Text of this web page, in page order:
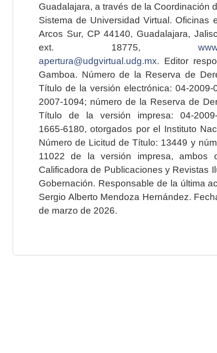
Guadalajara, a través de la Coordinación
Sistema de Universidad Virtual. Oficinas
Arcos Sur, CP 44140, Guadalajara,
ext. 18775,
apertura@udgvirtual.udg.mx. Editor
Gamboa. Número de la Reserva de
Título de la versión electrónica: 04-2009-
2007-1094; número de la Reserva de
Título de la versión impresa: 04-2009-
1665-6180, otorgados por el Instituto
Número de Licitud de Título: 13449 y
11022 de la versión impresa, ambos
Calificadora de Publicaciones y Revistas
Gobernación. Responsable de la última
Sergio Alberto Mendoza Hernández.
de marzo de 2026.